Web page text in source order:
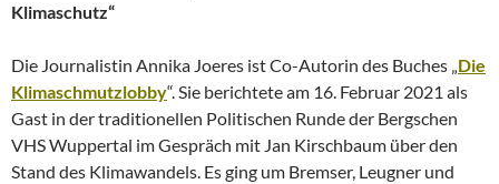
Klimaschutz“
Die Journalistin Annika Joeres ist Co-Autorin des Buches „Die
Klimaschmutzlobby“. Sie berichtete am 16. Februar 2021 als
Gast in der traditionellen Politischen Runde der Bergschen
VHS Wuppertal im Gespräch mit Jan Kirschbaum über den
Stand des Klimawandels. Es ging um Bremser, Leugner und